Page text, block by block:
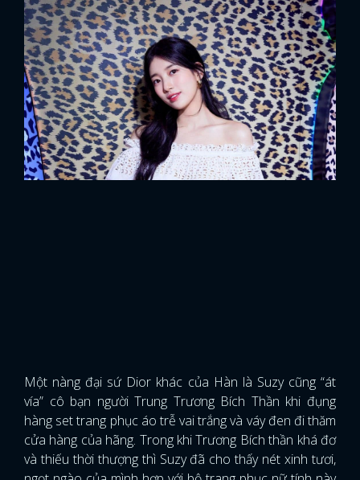
Một nàng đại sứ Dior khác của Hàn là Suzy cũng “át
vía” cô bạn người Trung Trương Bích Thần khi đụng
hàng set trang phục áo trễ vai trắng và váy đen đi thăm
cửa hàng của hãng. Trong khi Trương Bích thần khá đơ
và thiếu thời thượng thì Suzy đã cho thấy nét xinh tươi,